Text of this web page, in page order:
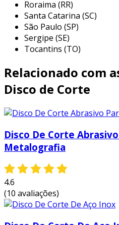
madeira, concreto,
a empresa tem a linha
mais grosseiros e sem
acabamento fino, e possuem a
profissional, onde são serras
concentração de diamante,
resistência, sendo perfeito
Roraima (RR)
Santa Catarina (SC)
São Paulo (SP)
Sergipe (SE)
Tocantins (TO)
Relacionado com
Disco de Corte
Disco De Corte
Metalografia
4.6
(10 avaliações)